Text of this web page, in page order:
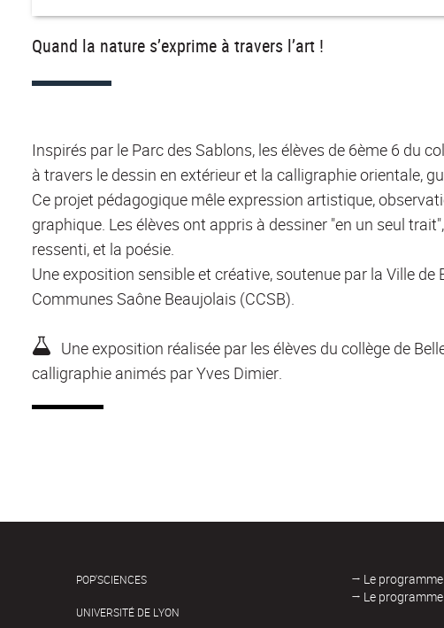
Quand la nature s’exprime à travers l’art !
Inspirés par le Parc des Sablons, les élèves de 6ème 6 du
à travers le dessin en extérieur et la calligraphie orientale,
Ce projet pédagogique mêle expression artistique,
graphique. Les élèves ont appris à dessiner "en un seul
ressenti, et la poésie.
Une exposition sensible et créative, soutenue par la Ville
Communes Saône Beaujolais (CCSB).
Une exposition réalisée par les élèves du collège de
calligraphie animés par Yves Dimier.
POP'SCIENCES
UNIVERSITÉ DE LYON
→ Le
→ Le